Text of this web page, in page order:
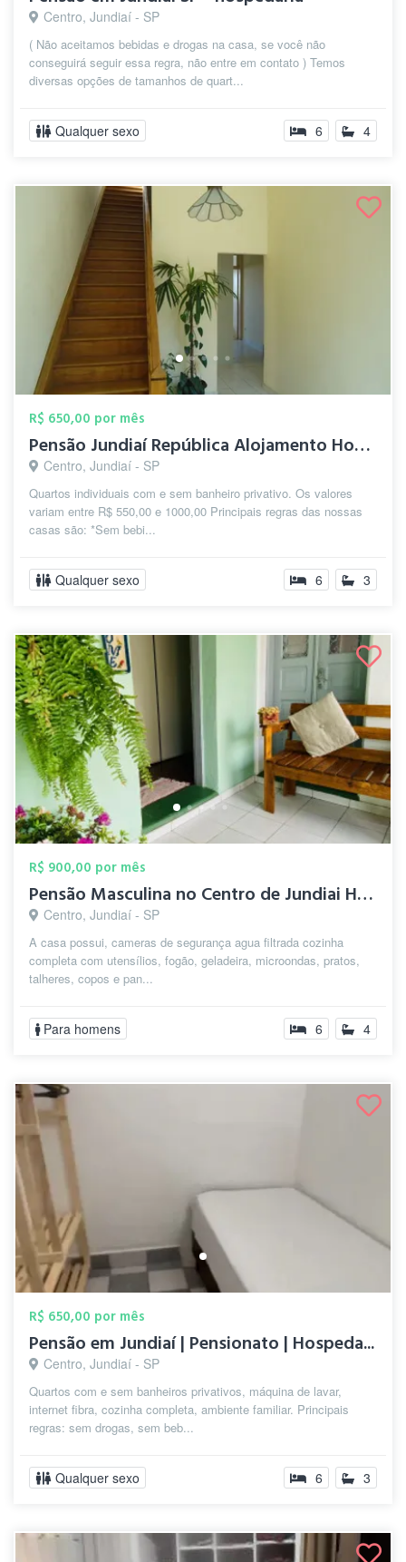
Centro, Jundiaí - SP
( Não aceitamos bebidas e drogas na casa, se você não
conseguirá seguir essa regra, não entre em contato ) Temos
diversas opções de tamanhos de quart...
Qualquer sexo 6 4
R$ 650,00 por mês
Pensão Jundiaí República Alojamento Hosp...
Centro, Jundiaí - SP
Quartos individuais com e sem banheiro privativo. Os valores
variam entre R$ 550,00 e 1000,00 Principais regras das nossas
casas são: *Sem bebi...
Qualquer sexo 6 3
R$ 900,00 por mês
Pensão Masculina no Centro de Jundiai Ho...
Centro, Jundiaí - SP
A casa possui, cameras de segurança agua filtrada cozinha
completa com utensílios, fogão, geladeira, microondas, pratos,
talheres, copos e pan...
Para homens 6 4
R$ 650,00 por mês
Pensão em Jundiaí | Pensionato | Hospeda...
Centro, Jundiaí - SP
Quartos com e sem banheiros privativos, máquina de lavar,
internet fibra, cozinha completa, ambiente familiar. Principais
regras: sem drogas, sem beb...
Qualquer sexo 6 3